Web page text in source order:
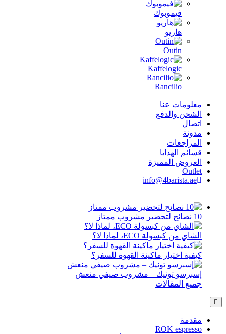
القهوة للسفر؟
مشروب صيفي منعش